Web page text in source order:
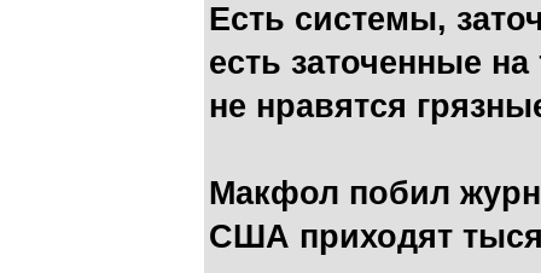
Есть системы,
есть заточенные
не нравятся
Макфол побил
США приходят